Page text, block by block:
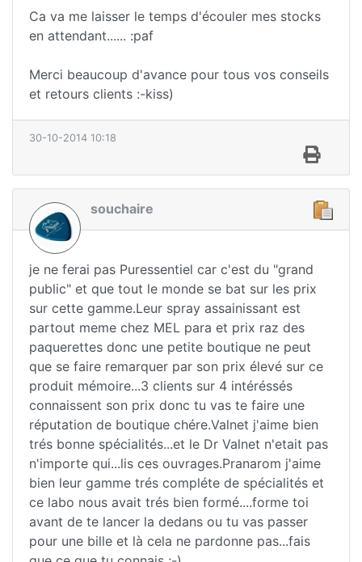
Ca va me laisser le temps d'écouler mes stocks
en attendant...... :paf
Merci beaucoup d'avance pour tous vos conseils
et retours clients :-kiss)
30-10-2014 10:18
souchaire
je ne ferai pas Puressentiel car c'est du "grand
public" et que tout le monde se bat sur les prix
sur cette gamme.Leur spray assainissant est
partout meme chez MEL para et prix raz des
paquerettes donc une petite boutique ne peut
que se faire remarquer par son prix élevé sur ce
produit mémoire...3 clients sur 4 intéréssés
connaissent son prix donc tu vas te faire une
réputation de boutique chére.Valnet j'aime bien
trés bonne spécialités...et le Dr Valnet n'etait pas
n'importe qui...lis ces ouvrages.Pranarom j'aime
bien leur gamme trés compléte de spécialités et
ce labo nous avait trés bien formé....forme toi
avant de te lancer la dedans ou tu vas passer
pour une bille et là cela ne pardonne pas...fais